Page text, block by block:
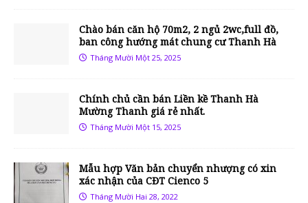
Chào bán căn hộ 70m2, 2 ngủ 2wc,full đồ,
ban công hướng mát chung cư Thanh Hà
Tháng Mười Một 25, 2025
Chính chủ cần bán Liền kề Thanh Hà
Mường Thanh giá rẻ nhất.
Tháng Mười Một 15, 2025
Mẫu hợp Văn bản chuyển nhượng có xin
xác nhận của CĐT Cienco 5
Tháng Mười Hai 28, 2022